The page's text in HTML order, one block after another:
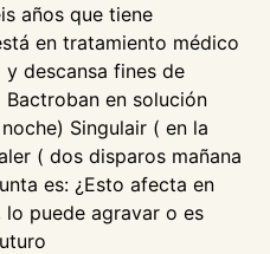
años que tiene
en tratamiento médico
descansa fines de
Bactroban en solución
Singulair ( en la
( dos disparos mañana
es: ¿Esto afecta en
puede agravar o es